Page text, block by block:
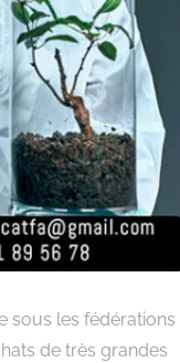
sous les fédérations
de très grandes